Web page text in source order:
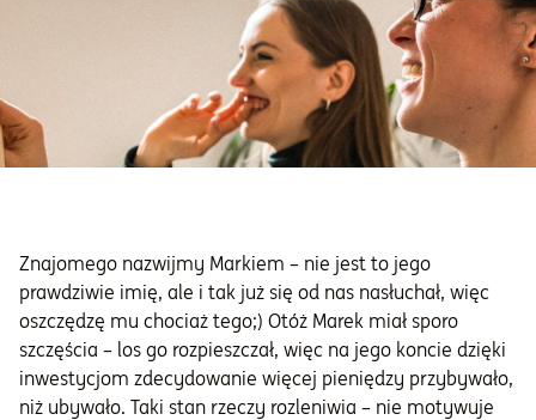
Znajomego nazwijmy Markiem – nie jest to jego
prawdziwie imię, ale i tak już się od nas nasłuchał, więc
oszczędzę mu chociaż tego;) Otóż Marek miał sporo
szczęścia – los go rozpieszczał, więc na jego koncie dzięki
inwestycjom zdecydowanie więcej pieniędzy przybywało,
niż ubywało. Taki stan rzeczy rozleniwia – nie motywuje